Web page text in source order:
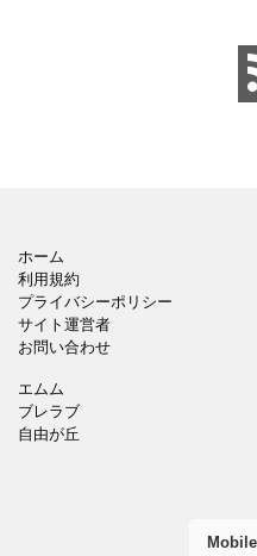
ホーム
利用規約
プライバシーポリシー
サイト運営者
お問い合わせ
エムム
ブレラブ
自由が丘
Mobile